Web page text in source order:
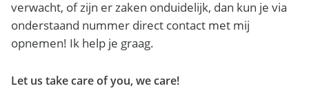
verwacht, of zijn er zaken onduidelijk, dan kun je via
onderstaand nummer direct contact met mij
opnemen! Ik help je graag.
Let us take care of you, we care!